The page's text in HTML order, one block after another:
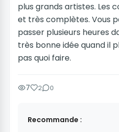
plus grands artistes. Les
et très complètes. Vous
passer plusieurs heures
très bonne idée quand il
pas quoi faire.
7 2 0
Recommande :